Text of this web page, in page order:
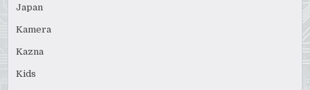
Japan
Kamera
Kazna
Kids